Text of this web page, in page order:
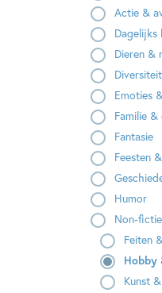
Actie &
Dagelijks
Dieren &
Emoties
Familie &
Fantasie
Feesten
Humor
Non-fictie
Feiten
Hobby
Kunst